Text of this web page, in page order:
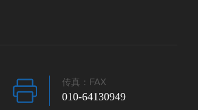
传真：FAX
010-64130949